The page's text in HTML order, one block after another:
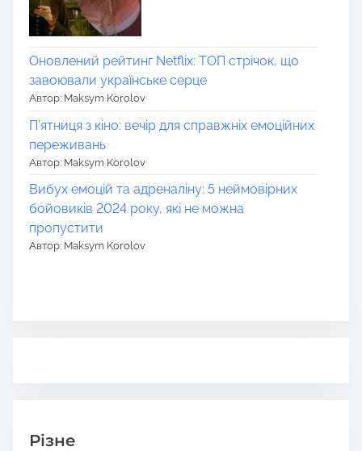
Оновлений рейтинг Netflix: ТОП стрічок, що
завоювали українське серце
Автор: Maksym Korolov
П’ятниця з кіно: вечір для справжніх емоційних
переживань
Автор: Maksym Korolov
Вибух емоцій та адреналіну: 5 неймовірних
бойовиків 2024 року, які не можна
пропустити
Автор: Maksym Korolov
Різне